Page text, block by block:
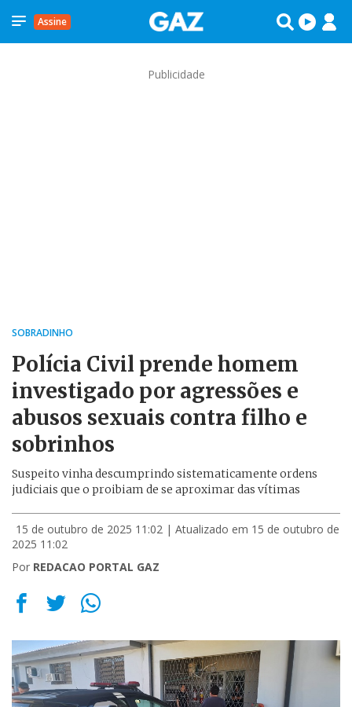
Assine
Publicidade
SOBRADINHO
Polícia Civil prende homem
investigado por agressões e
abusos sexuais contra filho e
sobrinhos
Suspeito vinha descumprindo sistematicamente ordens
judiciais que o proibiam de se aproximar das vítimas
15 de outubro de 2025 11:02 | Atualizado em 15 de outubro de
2025 11:02
Por REDACAO PORTAL GAZ